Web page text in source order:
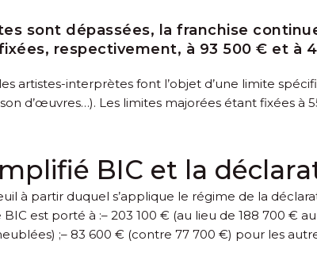
sont dépassées, la franchise
respectivement, à 93 500 € et à
artistes-interprètes font l’objet d’une limite
d’œuvres…). Les limites majorées étant fixées à
BIC et la
à partir duquel s’applique le régime de la
est porté à :– 203 100 € (au lieu de 188 700 €
;– 83 600 € (contre 77 700 €) pour les